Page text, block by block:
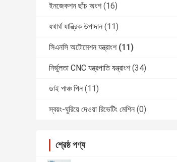
ইনজেকশন ছাঁচ অংশ (16)
যথার্থ যান্ত্রিক উপাদান (11)
সিএনসি অটোমেশন যন্ত্রাংশ (11)
নির্ভুলতা CNC যন্ত্রপাতি যন্ত্রাংশ (34)
ডাই পাঞ্চ পিন (11)
স্বয়ং-ঘুরিয়ে দেওয়া রিভেটিং মেশিন (0)
শ্রেষ্ঠ পণ্য